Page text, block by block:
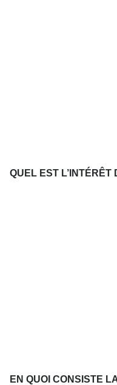
QUEL EST
EN QUOI CONSISTE